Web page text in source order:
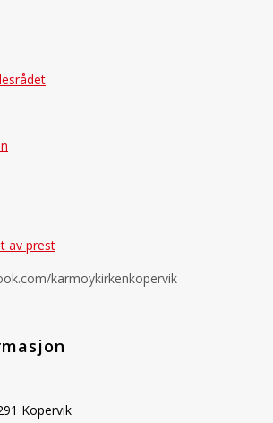
av prest
karmoykirkenkopervik
Kopervik